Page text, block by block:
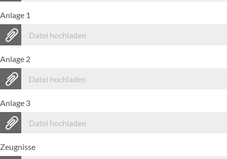
Anlage 1
Datei hochladen
Anlage 2
Datei hochladen
Anlage 3
Datei hochladen
Zeugnisse